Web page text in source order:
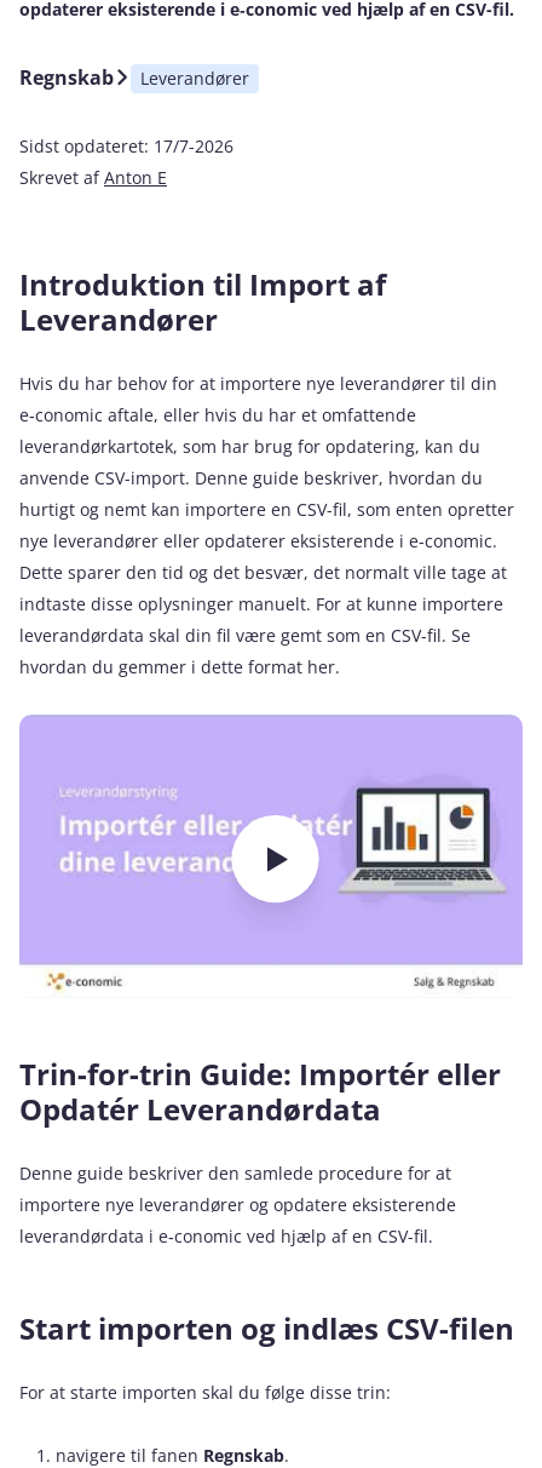
opdaterer eksisterende i e‑conomic ved hjælp af en CSV-fil.
Regnskab Leverandører
Sidst opdateret: 17/7-2026
Skrevet afAnton E
Introduktion til Import af
Leverandører
Hvis du har behov for at importere nye leverandører til din
e‑conomic aftale, eller hvis du har et omfattende
leverandørkartotek, som har brug for opdatering, kan du
anvende CSV-import. Denne guide beskriver, hvordan du
hurtigt og nemt kan importere en CSV-fil, som enten opretter
nye leverandører eller opdaterer eksisterende i e‑conomic.
Dette sparer den tid og det besvær, det normalt ville tage at
indtaste disse oplysninger manuelt. For at kunne importere
leverandørdata skal din fil være gemt som en CSV-fil. Se
hvordan du gemmer i dette format her.
Trin-for-trin Guide: Importér eller
Opdatér Leverandørdata
Denne guide beskriver den samlede procedure for at
importere nye leverandører og opdatere eksisterende
leverandørdata i e‑conomic ved hjælp af en CSV-fil.
Start importen og indlæs CSV-filen
For at starte importen skal du følge disse trin:
navigere til fanen Regnskab.